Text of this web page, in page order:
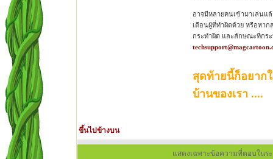
อาจมีหลายคนเข้ามาเล่นแ
เตือนผู้ที่ทำผิดด้วย หรือหาก
กระทำผิด และลักษณะที่กระ
สุดท้ายนี้ก็อยาก
บ้านของเรา ....
ขึ้นไปข้างบน
แสดงเฉพาะข้อความที่ตอบในร